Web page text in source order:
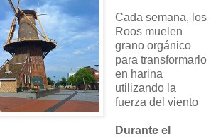
Cada semana, los
Roos muelen
grano orgánico
para transformarlo
en harina
utilizando la
fuerza del viento
Durante el